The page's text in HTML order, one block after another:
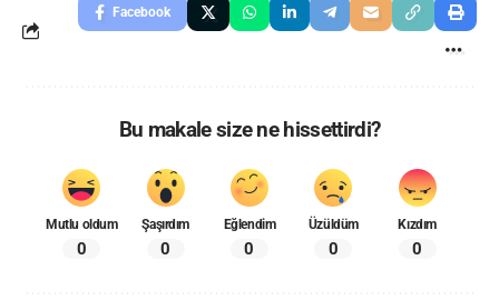
Facebook
Bu makale size ne hissettirdi?
Mutlu oldum
0
Şaşırdım
0
Eğlendim
0
Üzüldüm
0
Kızdım
0